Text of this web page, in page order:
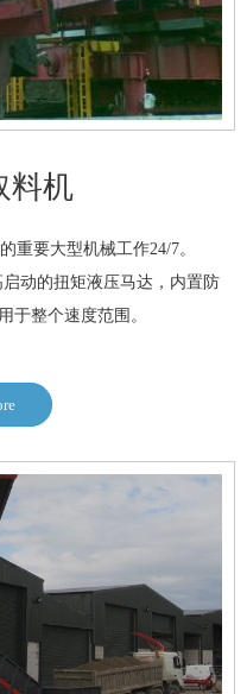
料机
重要大型机械工作24/7。
动的扭矩液压马达，内置防
于整个速度范围。